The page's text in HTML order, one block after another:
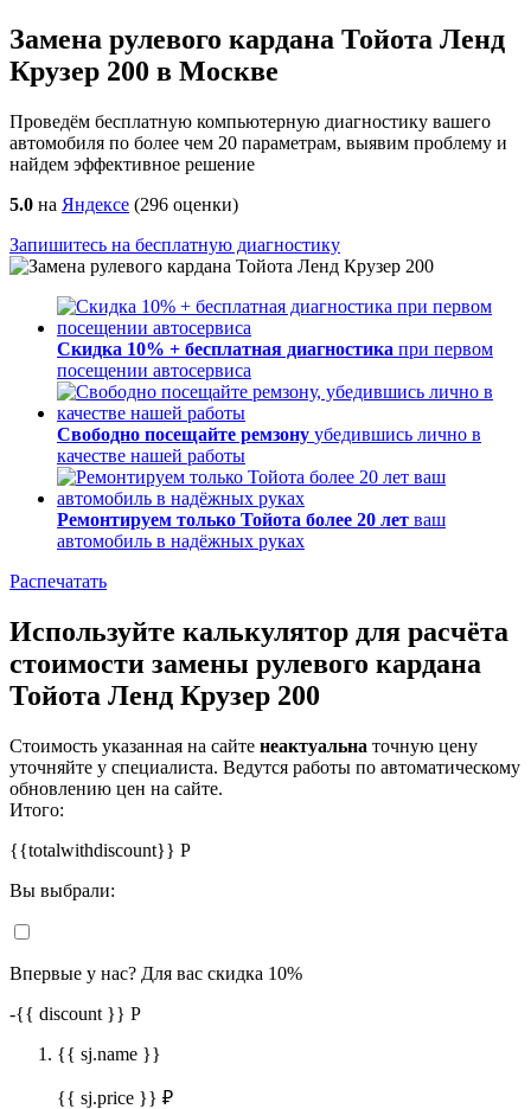
Замена рулевого кардана Тойота Ленд
Крузер 200 в Москве
Проведём бесплатную компьютерную диагностику вашего
автомобиля по более чем 20 параметрам, выявим проблему и
найдем эффективное решение
5.0 на Яндексе (296 оценки)
Запишитесь на бесплатную диагностику
Скидка 10% + бесплатная диагностика при первом
посещении автосервиса
Свободно посещайте ремзону убедившись лично в
качестве нашей работы
Ремонтируем только Тойота более 20 лет ваш
автомобиль в надёжных руках
Распечатать
Используйте калькулятор для расчёта
стоимости замены рулевого кардана
Тойота Ленд Крузер 200
Стоимость указанная на сайте неактуальна точную цену
уточняйте у специалиста. Ведутся работы по автоматическому
обновлению цен на сайте.
Итого:
{{totalwithdiscount}} Р
Вы выбрали:
Впервые у нас? Для вас скидка 10%
-{{ discount }} Р
{{ sj.name }}
{{ sj.price }} ₽